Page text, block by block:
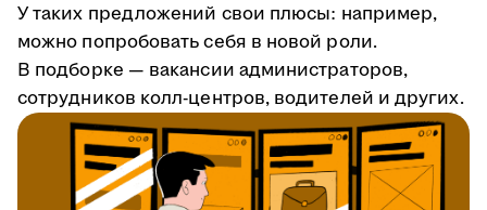
У таких предложений свои плюсы: например,
можно попробовать себя в новой роли.
В подборке — вакансии администраторов,
сотрудников колл-центров, водителей и других.